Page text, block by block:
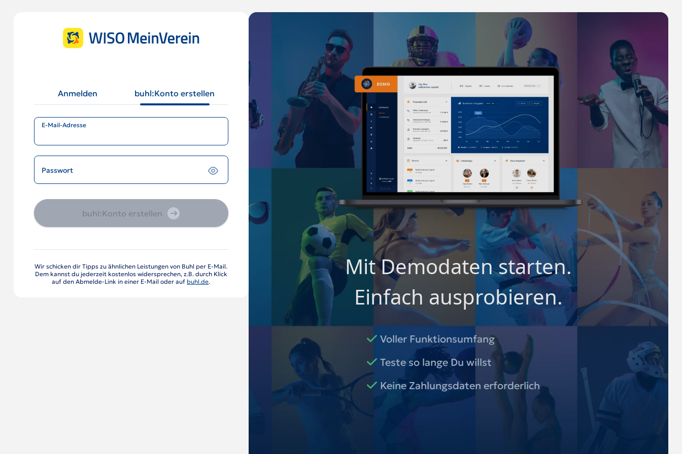
Mit Demodaten starten.
Einfach ausprobieren.
Voller Funktionsumfang
Teste so lange Du willst
Keine Zahlungsdaten erforderlich
Anmelden buhl:Konto erstellen
E-Mail-Adresse
Passwort
buhl:Konto erstellen
Wir schicken dir Tipps zu ähnlichen Leistungen von Buhl per E-Mail.
Dem kannst du jederzeit kostenlos widersprechen, z.B. durch Klick
auf den Abmelde-Link in einer E-Mail oder auf buhl.de.